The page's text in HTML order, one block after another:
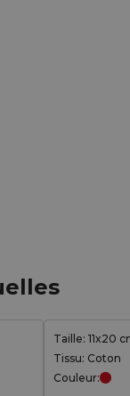
Taille: 11x20
Tissu: Coton
Couleur: